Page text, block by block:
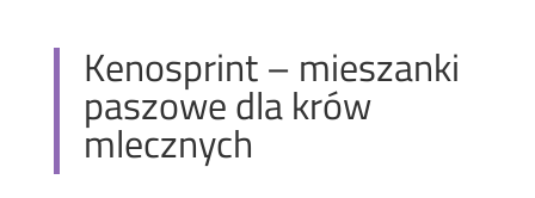
Kenosprint – mieszanki
paszowe dla krów
mlecznych